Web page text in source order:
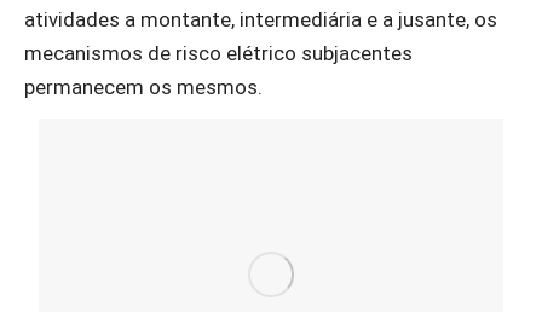
atividades a montante, intermediária e a jusante, os
mecanismos de risco elétrico subjacentes
permanecem os mesmos.